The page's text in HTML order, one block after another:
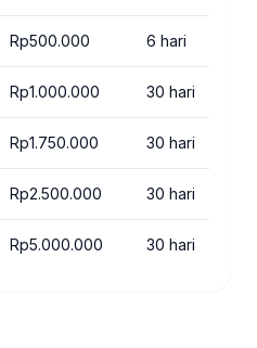
Rp500.000 6 hari
Rp1.000.000 30 hari
Rp1.750.000 30 hari
Rp2.500.000 30 hari
Rp5.000.000 30 hari